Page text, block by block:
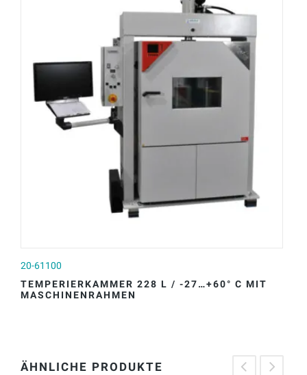
20-61100
TEMPERIERKAMMER 228 L / -27…+60° C MIT
MASCHINENRAHMEN
ÄHNLICHE PRODUKTE